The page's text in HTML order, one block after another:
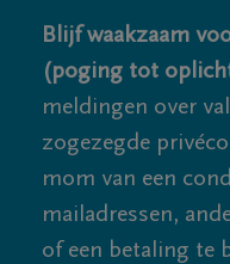
Blijf waakzaam
(poging tot
meldingen over
zogezegde
mom van een
mailadressen,
of een betaling te